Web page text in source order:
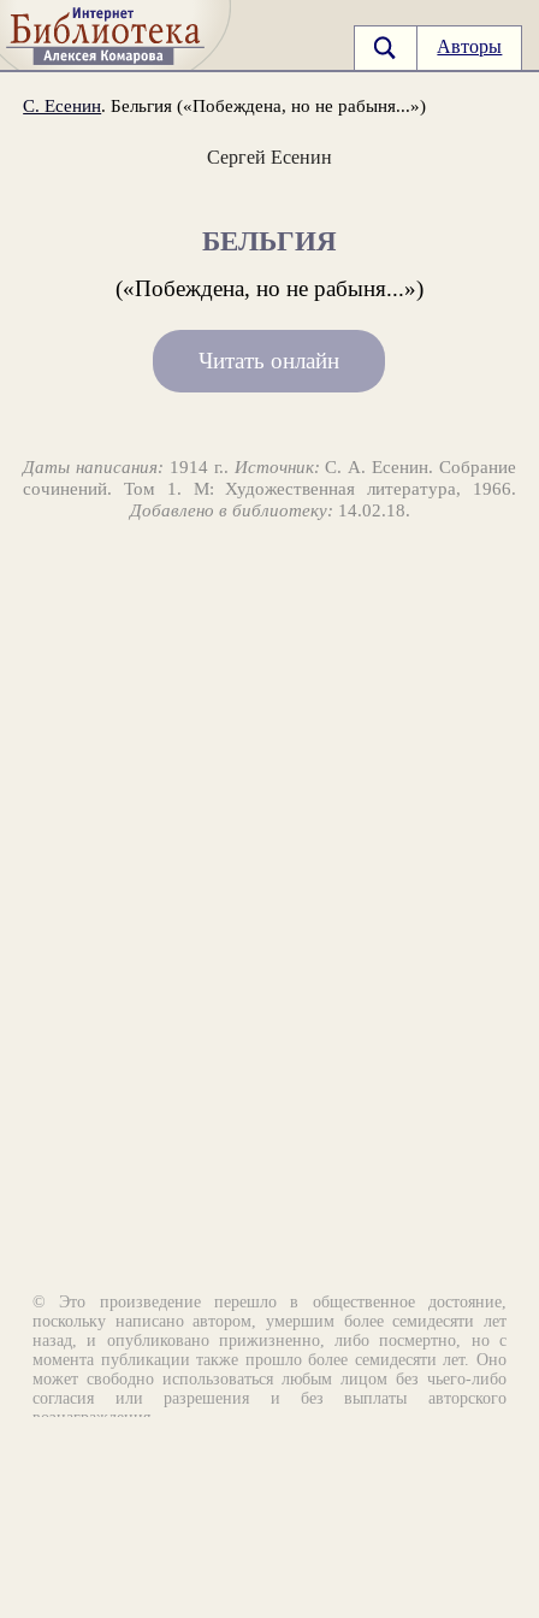
Авторы
С. Есенин. Бельгия («Побеждена, но не рабыня...»)
Сергей Есенин
БЕЛЬГИЯ
(«Побеждена, но не рабыня...»)
Читать онлайн
Даты написания: 1914 г.. Источник: С. А. Есенин. Собрание
сочинений. Том 1. М: Художественная литература, 1966.
Добавлено в библиотеку: 14.02.18.
© Это произведение перешло в общественное достояние,
поскольку написано автором, умершим более семидесяти лет
назад, и опубликовано прижизненно, либо посмертно, но с
момента публикации также прошло более семидесяти лет. Оно
может свободно использоваться любым лицом без чьего-либо
согласия или разрешения и без выплаты авторского
вознаграждения.